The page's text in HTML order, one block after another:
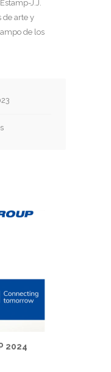
J.J.
de arte y
de los
2024